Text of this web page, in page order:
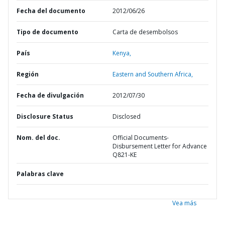
Fecha del documento 2012/06/26
Tipo de documento Carta de desembolsos
País Kenya,
Región Eastern and Southern Africa,
Fecha de divulgación 2012/07/30
Disclosure Status Disclosed
Nom. del doc.
Official Documents-
Disbursement Letter for Advance
Q821-KE
Palabras clave
Vea más